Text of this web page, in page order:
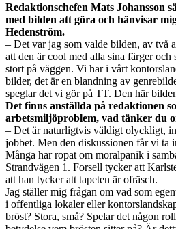
Redaktionschefen Mats Johansson
med bilden att göra och hänvisar
Hedenström.
– Det var jag som valde bilden, av två
att den är cool med alla sina färger och
stort på väggen. Vi har i vårt
bilder, det är en blandning av
speglar det vi gör på TT. Den här
Det finns anställda på redaktionen
arbetsmiljöproblem, vad tänker du
– Det är naturligtvis väldigt olyckligt,
jobbet. Men den diskussionen får vi ta
Många har ropat om moralpanik i
Strandvägen 1. Forsell tycker att
att han tycker att tapeten är ofräsch.
Jag ställer mig frågan om vad som
i offentliga lokaler eller
bröst? Stora, små? Spelar det någon